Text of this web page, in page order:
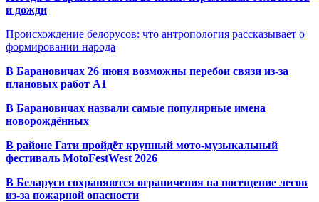
и дожди
Происхождение белорусов: что антропология рассказывает о
формировании народа
В Барановичах 26 июня возможны перебои связи из-за
плановых работ A1
В Барановичах назвали самые популярные имена
новорождённых
В районе Гати пройдёт крупный мото-музыкальный
фестиваль MotoFestWest 2026
В Беларуси сохраняются ограничения на посещение лесов
из-за пожарной опасности